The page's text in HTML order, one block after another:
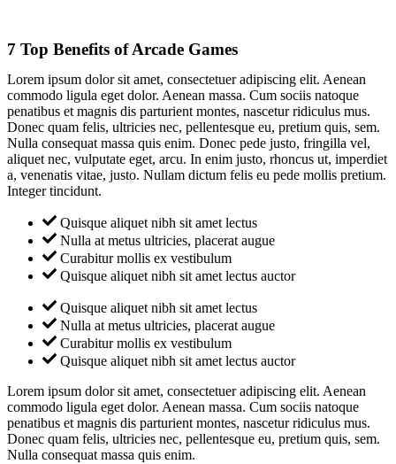
7 Top Benefits of Arcade Games
Lorem ipsum dolor sit amet, consectetuer adipiscing elit. Aenean
commodo ligula eget dolor. Aenean massa. Cum sociis natoque
penatibus et magnis dis parturient montes, nascetur ridiculus mus.
Donec quam felis, ultricies nec, pellentesque eu, pretium quis, sem.
Nulla consequat massa quis enim. Donec pede justo, fringilla vel,
aliquet nec, vulputate eget, arcu. In enim justo, rhoncus ut, imperdiet
a, venenatis vitae, justo. Nullam dictum felis eu pede mollis pretium.
Integer tincidunt.
Quisque aliquet nibh sit amet lectus
Nulla at metus ultricies, placerat augue
Curabitur mollis ex vestibulum
Quisque aliquet nibh sit amet lectus auctor
Quisque aliquet nibh sit amet lectus
Nulla at metus ultricies, placerat augue
Curabitur mollis ex vestibulum
Quisque aliquet nibh sit amet lectus auctor
Lorem ipsum dolor sit amet, consectetuer adipiscing elit. Aenean
commodo ligula eget dolor. Aenean massa. Cum sociis natoque
penatibus et magnis dis parturient montes, nascetur ridiculus mus.
Donec quam felis, ultricies nec, pellentesque eu, pretium quis, sem.
Nulla consequat massa quis enim.